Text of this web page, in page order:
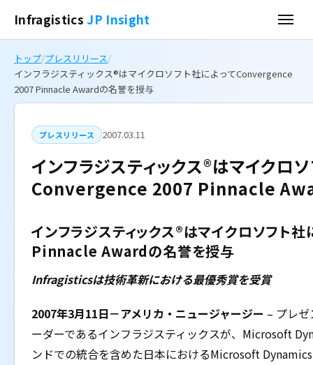
Infragistics JP Insight
トップ/プレスリリース/
インフラジスティックス®はマイクロソフト社によってConvergence
2007 Pinnacle Awardの名誉を授与
プレスリリース 2007.03.11
インフラジスティックス®はマイクロ
Convergence 2007 Pinnacle
インフラジスティックス®はマイクロソフ
Pinnacle Awardの名誉を授与
Infragisticsは技術革新における最優秀賞を受賞
2007年3月11日－アメリカ・ニュージャージー – プレ
ーダーであるインフラジスティックスが、Microsoft
ンドでの統合を含めた日本におけるMicrosoft